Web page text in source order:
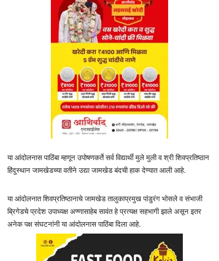
या आंदोलनास पाठिंबा म्हणून उपोषणकर्ते सर्व विद्यार्थी मुले मुली व श्री शिवप्रतिष्ठान
हिंदुस्थान जामखेडच्या वतीने उद्या जामखेड बंदची हाक देण्यात आली आहे.
या आंदोलनात शिवप्रतिष्ठानाचे जामखेड तालुकाप्रमुख पांडुरंग भोसले व संभाजी
ब्रिगेडचे प्रदेश उपाध्यक्ष अण्णासाहेब सावंत हे प्रत्यक्ष सहभागी झाले असून इतर
अनेक पक्ष संघटनांनी या आंदोलनास पाठिंबा दिला आहे.